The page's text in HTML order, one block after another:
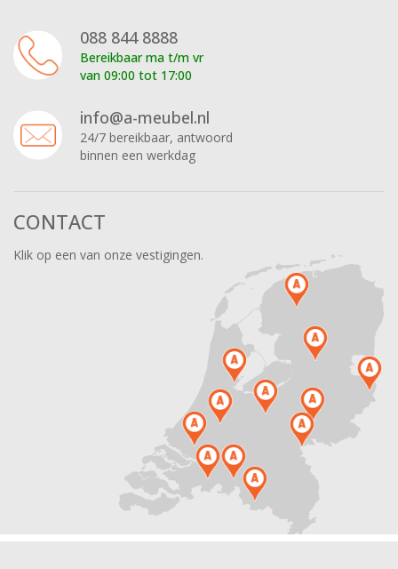
088 844 8888
Bereikbaar ma t/m vr
van 09:00 tot 17:00
info@a-meubel.nl
24/7 bereikbaar, antwoord
binnen een werkdag
CONTACT
Klik op een van onze vestigingen.